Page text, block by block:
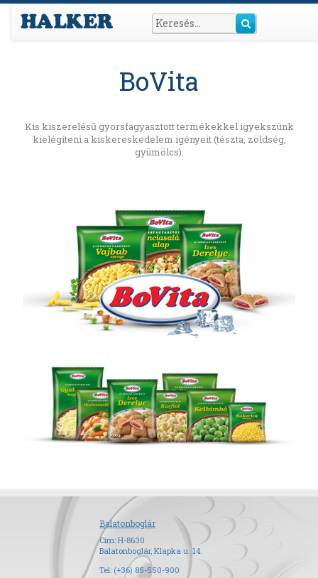
BoVita
Kis kiszerelésű gyorsfagyasztott termékekkel igyekszünk
kielégíteni a kiskereskedelem igényeit (tészta, zöldség,
gyümölcs).
Balatonboglár
Cím: H-8630
Balatonboglár, Klapka u. 14.
Tel: (+36) 85-550-900